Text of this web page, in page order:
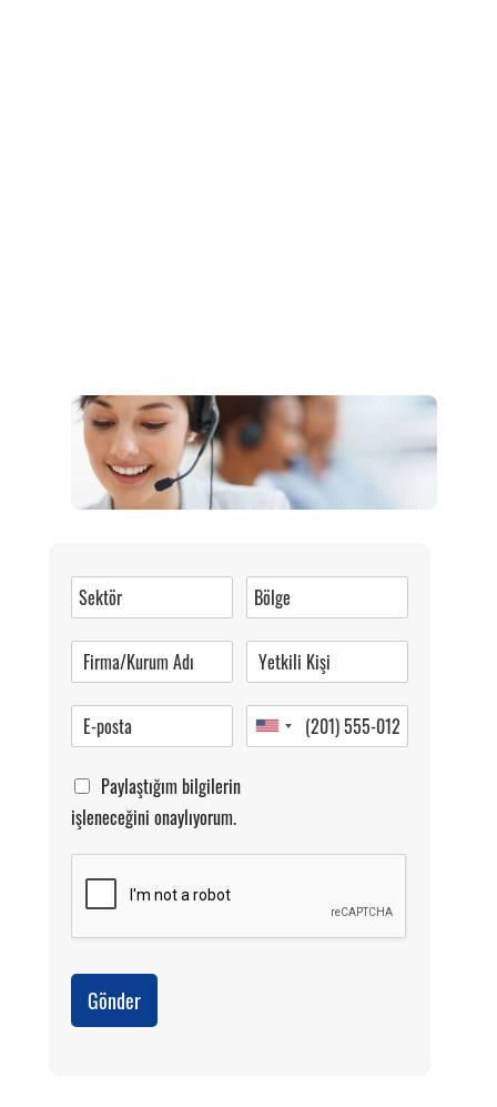
0 (216) 462 49 34
Pazartesi-Cumartesi 09.00-20.00
Paylaştığım bilgilerin
işleneceğini onaylıyorum.
Gönder